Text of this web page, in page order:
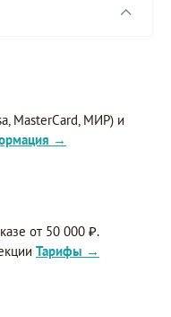
MasterCard, МИР) и
→
от 50 000 ₽.
Тарифы →